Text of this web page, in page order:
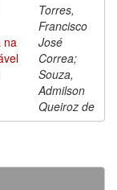
na
Torres,
Francisco
José
Correa;
Souza,
Admilson
Queiroz de